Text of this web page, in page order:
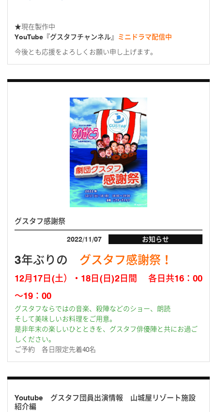
★現在製作中
YouTube『グスタフチャンネル』
ミニドラマ配信中
今後とも応援をよろしくお願い申し上げます。
グスタフ感謝祭
2022/11/07 お知らせ
3年ぶりの グスタフ感謝祭！
12月17日(土）・18日(日)2日間 各日共16：00
～19：00
グスタフならではの音楽、殺陣などのショー、朗読
そして美味しいお料理をご用意。
是非年末の楽しいひとときを、グスタフ俳優陣と共にお過ご
しください。
ご予約 各日限定先着40名
Youtube グスタフ団員出演情報 山城屋リゾート施設
紹介編